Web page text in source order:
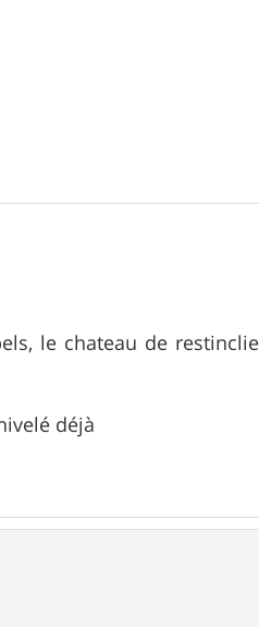
le chateau de
déjà